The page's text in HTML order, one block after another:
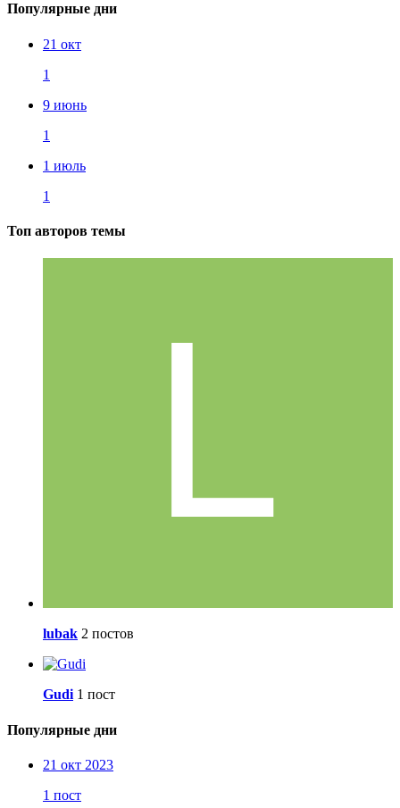
Популярные дни
21 окт
1
9 июнь
1
1 июль
1
Топ авторов темы
lubak 2 постов
Gudi 1 пост
Популярные дни
21 окт 2023
1 пост